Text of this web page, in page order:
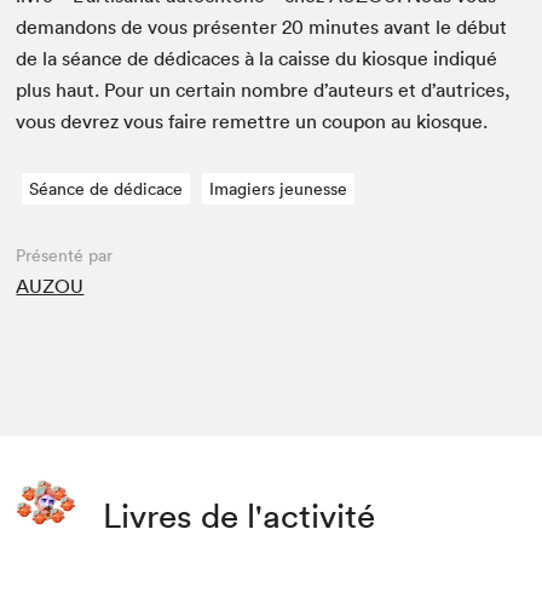
deman­dons de vous présen­ter20 min­utes avant le début
de la séance de dédi­caces à la caisse du kiosque indiqué
plus haut. Pour un cer­tain nom­bre d’auteurs et d’autrices,
vous devrez vous faire remet­tre un coupon au kiosque.
Séance de dédicace Imagiers jeunesse
Présenté par
AUZOU
Livres de l'activité